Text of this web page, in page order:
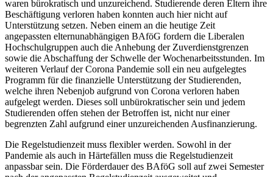
waren bürokratisch und unzureichend. Studierende deren Eltern ihre
Beschäftigung verloren haben konnten auch hier nicht auf
Unterstützung setzen. Neben einem an die heutige Zeit
angepassten elternunabhängigen BAföG fordern die Liberalen
Hochschulgruppen auch die Anhebung der Zuverdienstgrenzen
sowie die Abschaffung der Schwelle der Wochenarbeitsstunden. Im
weiteren Verlauf der Corona Pandemie soll ein neu aufgelegtes
Programm für die finanzielle Unterstützung der Studierenden,
welche ihren Nebenjob aufgrund von Corona verloren haben
aufgelegt werden. Dieses soll unbürokratischer sein und jedem
Studierenden offen stehen der Betroffen ist, nicht nur einer
begrenzten Zahl aufgrund einer unzureichenden Ausfinanzierung.
Die Regelstudienzeit muss flexibler werden. Sowohl in der
Pandemie als auch in Härtefällen muss die Regelstudienzeit
anpassbar sein. Die Förderdauer des BAföG soll auf zwei Semester